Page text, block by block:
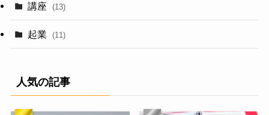
講座 (13)
起業 (11)
人気の記事